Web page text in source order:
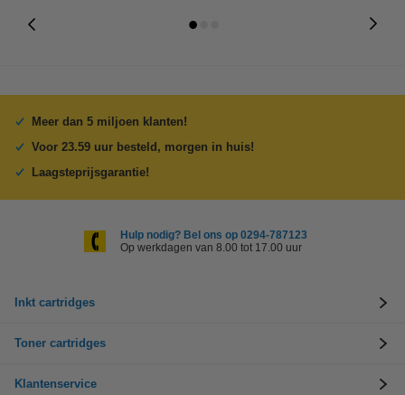
Meer dan 5 miljoen klanten!
Voor 23.59 uur besteld, morgen in huis!
Laagsteprijsgarantie!
Hulp nodig? Bel ons op 0294-787123
Op werkdagen van 8.00 tot 17.00 uur
Inkt cartridges
Toner cartridges
Klantenservice